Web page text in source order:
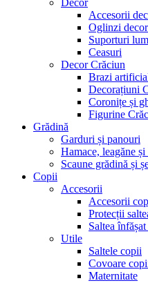
Decor
Accesorii
Oglinzi
Suporturi
Ceasuri
Decor Crăciun
Brazi
Decorațiuni
Coronițe și
Figurine
Grădină
Garduri și panouri
Hamace, leagăne și
Scaune grădină și
Copii
Accesorii
Accesorii
Protecții
Saltea
Utile
Saltele copii
Covoare
Maternitate